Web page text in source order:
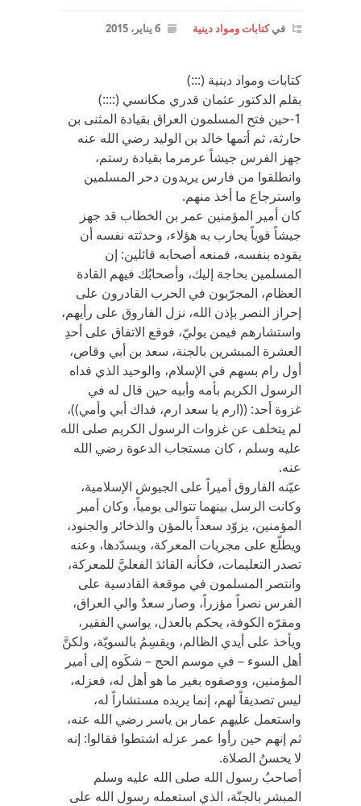
فيكتابات ومواد دينية 6 يناير، 2015
كتابات ومواد دينية (:::)
بقلم الدكتور عثمان قدري مكانسي (::::)
1-حين فتح المسلمون العراق بقيادة المثنى بن
حارثة، ثم أتمها خالد بن الوليد رضي الله عنه
جهز الفرس جيشاً عرمرما بقيادة رستم،
وانطلقوا من فارس يريدون دحر المسلمين
واسترجاع ما أخذ منهم.
كان أمير المؤمنين عمر بن الخطاب قد جهز
جيشاً قوياً يحارب به هؤلاء، وحدثته نفسه أن
يقوده بنفسه، فمنعه أصحابه قائلين: إن
المسلمين بحاجة إليك، وأصحابُك فيهم القادة
العظام، المجرّبون في الحرب القادرون على
إحراز النصر بإذن الله، نزل الفاروق على رأيهم،
واستشارهم فيمن يوليّ، فوقع الاتفاق على أحدِ
العشرة المبشرين بالجنة، سعد بن أبي وقاص،
أول رام بسهم في الإسلام، والوحيد الذي فداه
الرسول الكريم بأمه وأبيه حين قال له في
غزوة أحد: ((ارم يا سعد ارم، فداك أبي وأمي))،
لم يتخلف عن غزوات الرسول الكريم صلى الله
عليه وسلم ، كان مستجاب الدعوة رضي الله
عنه.
عيّنه الفاروق أميراً على الجيوش الإسلامية،
وكانت الرسل بينهما تتوالى يومياً، وكان أمير
المؤمنين، يزوّد سعداً بالمؤن والذخائر والجنود،
ويطلّع على مجريات المعركة، ويسدّدها، وعنه
تصدر التعليمات، فكأنه القائدَ الفعليَّ للمعركة،
وانتصر المسلمون في موقعة القادسية على
الفرس نصراً مؤزراً، وصار سعدٌ والي العراق،
ومقرّه الكوفة، يحكم بالعدل، يواسي الفقير،
ويأخذ على أيدي الظالم، ويقسِمُ بالسويّة، ولكنَّ
أهل السوء – في موسم الحج – شكَوه إلى أمير
المؤمنين، ووصفوه بغير ما هو أهل له، فعزله،
ليس تصديقاً لهم، إنما يريده مستشاراً له،
واستعمل عليهم عمار بن ياسر رضي الله عنه،
ثم إنهم حين رأوا عمر عزله اشتطوا فقالوا: إنه
لا يحسنُ الصلاة.
أصاحبُ رسول الله صلى الله عليه وسلم
المبشر بالجنّة، الذي استعمله رسول الله على